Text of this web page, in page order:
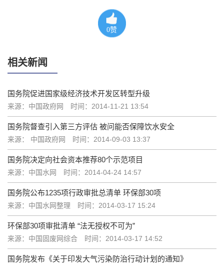
0赞
相关新闻
国务院促进国家级经济技术开发区转型升级
来源：中国政府网 时间：2014-11-21 13:54
国务院督查引入第三方评估 被问能否保障饮水安全
来源： 中国政府网 时间：2014-09-03 13:37
国务院决定向社会资本推荐80个示范项目
来源：中国水网 时间：2014-04-24 14:57
国务院公布1235项行政审批总清单 环保部30项
来源：中国水网整理 时间：2014-03-17 15:24
环保部30项审批清单 “法无授权不可为”
来源：中国固废网综合 时间：2014-03-17 14:52
国务院发布《关于印发大气污染防治行动计划的通知》